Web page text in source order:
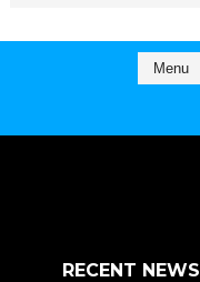
RECENT NEWS